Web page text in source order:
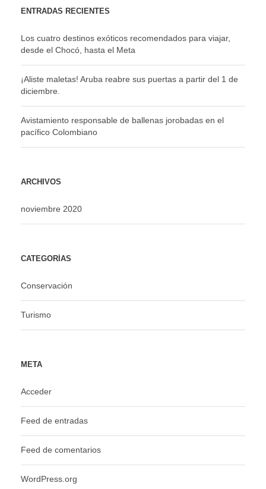
ENTRADAS RECIENTES
Los cuatro destinos exóticos recomendados para viajar,
desde el Chocó, hasta el Meta
¡Aliste maletas! Aruba reabre sus puertas a partir del 1 de
diciembre.
Avistamiento responsable de ballenas jorobadas en el
pacífico Colombiano
ARCHIVOS
noviembre 2020
CATEGORÍAS
Conservación
Turismo
META
Acceder
Feed de entradas
Feed de comentarios
WordPress.org